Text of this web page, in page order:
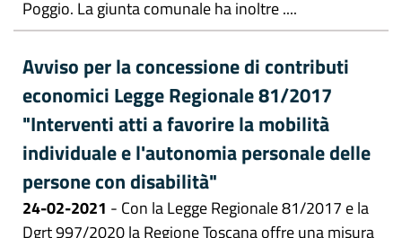
Poggio. La giunta comunale ha inoltre ....
Avviso per la concessione di contributi
economici Legge Regionale 81/2017
"Interventi atti a favorire la mobilità
individuale e l'autonomia personale delle
persone con disabilità"
24-02-2021 - Con la Legge Regionale 81/2017 e la
Dgrt 997/2020 la Regione Toscana offre una misura